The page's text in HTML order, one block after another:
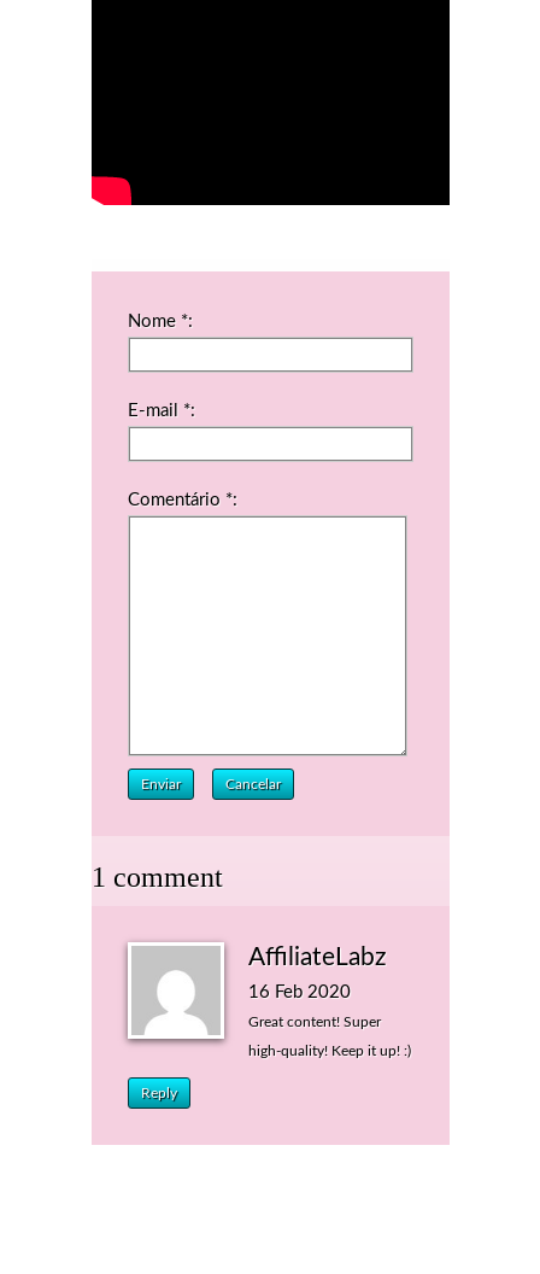
Nome *:
E-mail *:
Comentário *:
Enviar Cancelar
1 comment
AffiliateLabz
16 Feb 2020
Great content! Super
high-quality! Keep it up! :)
Reply